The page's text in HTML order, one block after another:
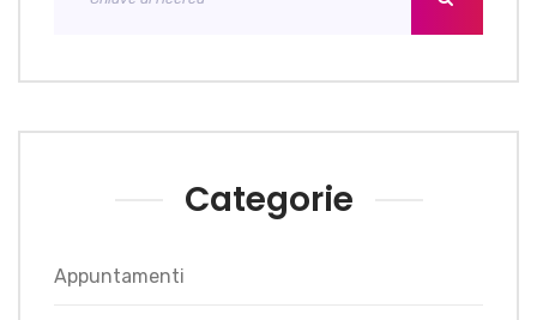
Categorie
Appuntamenti